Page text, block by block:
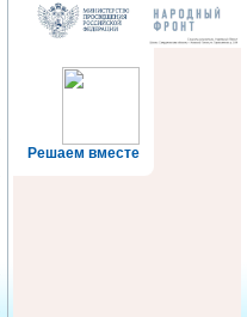
Решаем вместе